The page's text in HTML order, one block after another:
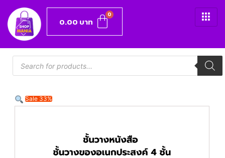
0.00 บาท
Sale 33%